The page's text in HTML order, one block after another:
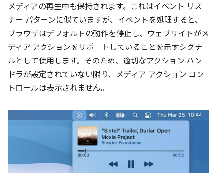
メディアの再生中も保持されます。これはイベント リス
ナー パターンに似ていますが、イベントを処理すると、
ブラウザはデフォルトの動作を停止し、ウェブサイトがメ
ディア アクションをサポートしていることを示すシグナ
ルとして使用します。そのため、適切なアクション ハン
ドラが設定されていない限り、メディア アクション コン
トロールは表示されません。